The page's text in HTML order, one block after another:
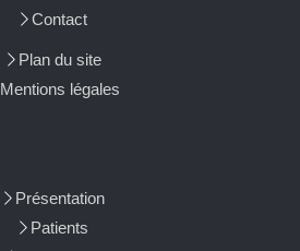
Contact
Plan du site
Mentions légales
Présentation
Patients